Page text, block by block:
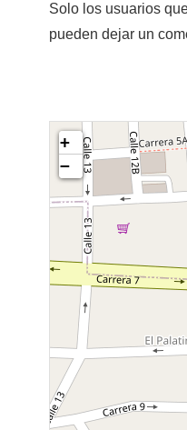
Solo los usuarios
pueden dejar un
+
−